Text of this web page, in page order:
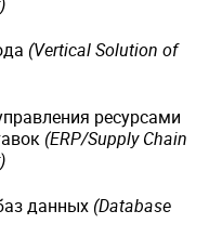
(Vertical Solution of
ресурсами
(ERP/Supply Chain
данных (Database